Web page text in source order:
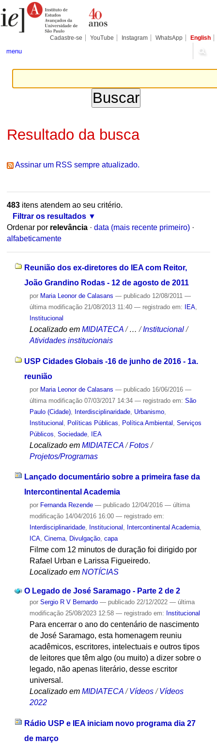
para
conteúdo.
Pessoais
Cadastre-se YouTube Instagram WhatsApp English
menu
Resultado da busca
Assinar um RSS sempre atualizado.
483itens atendem ao seu critério.
Filtrar os resultados
Ordenar por relevância · data (mais recente primeiro) ·
alfabeticamente
Reunião dos ex-diretores do IEA com Reitor,
João Grandino Rodas - 12 de agosto de 2011
por Maria Leonor de Calasans — publicado12/08/2011 —
última modificação21/08/2013 11:40 — registrado em: IEA,
Institucional
Localizado em MIDIATECA /…/Institucional /
Atividades institucionais
USP Cidades Globais -16 de junho de 2016 - 1a.
reunião
por Maria Leonor de Calasans — publicado16/06/2016 —
última modificação07/03/2017 14:34 — registrado em: São
Paulo (Cidade), Interdisciplinaridade, Urbanismo,
Institucional
Políticas Públicas Política Ambiental Serviços
Públicos Sociedade, IEA
Localizado em MIDIATECA /Fotos /
Projetos/Programas
Lançado documentário sobre a primeira fase da
Intercontinental Academia
por Fernanda Rezende — publicado12/04/2016 — última
modificação14/04/2016 16:00 — registrado em:
Interdisciplinaridade, Institucional , Intercontinental Academia,
ICA, Cinema, Divulgação, capa
Filme com 12 minutos de duração foi dirigido por
Rafael Urban e Larissa Figueiredo.
Localizado em NOTÍCIAS
O Legado de José Saramago - Parte 2 de 2
por Sergio R V Bernardo — publicado22/12/2022 — última
modificação25/08/2023 12:58 — registrado em: Institucional
Para encerrar o ano do centenário de nascimento
de José Saramago, esta homenagem reuniu
acadêmicos, escritores, intelectuais e outros tipos
de leitores que têm algo (ou muito) a dizer sobre o
legado, não apenas literário, desse escritor
universal.
Localizado em MIDIATECA /Vídeos /Vídeos
2022
Rádio USP e IEA iniciam novo programa dia 27
de março